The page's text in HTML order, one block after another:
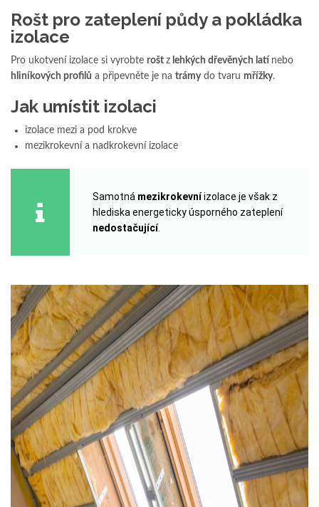
Rošt pro zateplení půdy a pokládka
izolace
Pro ukotvení izolace si vyrobte rošt z lehkých dřevěných latí nebo
hliníkových profilů a připevněte je na trámydo tvaru mřížky.
Jak umístit izolaci
izolace mezi a pod krokve
mezikrokevní a nadkrokevní izolace
Samotná mezikrokevníizolace je však z
hlediska energeticky úsporného zateplení
nedostačující.